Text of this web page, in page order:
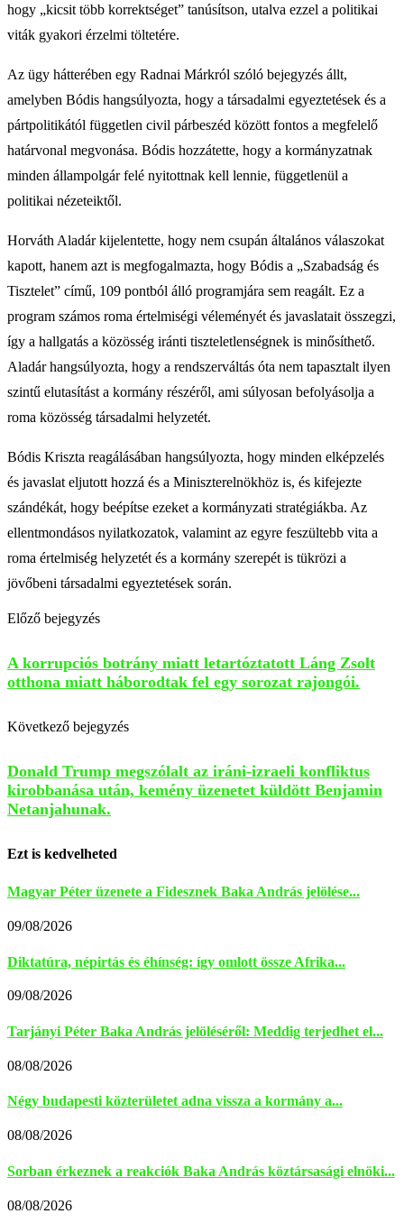
hogy „kicsit több korrektséget” tanúsítson, utalva ezzel a politikai
viták gyakori érzelmi töltetére.
Az ügy hátterében egy Radnai Márkról szóló bejegyzés állt,
amelyben Bódis hangsúlyozta, hogy a társadalmi egyeztetések és a
pártpolitikától független civil párbeszéd között fontos a megfelelő
határvonal megvonása. Bódis hozzátette, hogy a kormányzatnak
minden állampolgár felé nyitottnak kell lennie, függetlenül a
politikai nézeteiktől.
Horváth Aladár kijelentette, hogy nem csupán általános válaszokat
kapott, hanem azt is megfogalmazta, hogy Bódis a „Szabadság és
Tisztelet” című, 109 pontból álló programjára sem reagált. Ez a
program számos roma értelmiségi véleményét és javaslatait összegzi,
így a hallgatás a közösség iránti tiszteletlenségnek is minősíthető.
Aladár hangsúlyozta, hogy a rendszerváltás óta nem tapasztalt ilyen
szintű elutasítást a kormány részéről, ami súlyosan befolyásolja a
roma közösség társadalmi helyzetét.
Bódis Kriszta reagálásában hangsúlyozta, hogy minden elképzelés
és javaslat eljutott hozzá és a Miniszterelnökhöz is, és kifejezte
szándékát, hogy beépítse ezeket a kormányzati stratégiákba. Az
ellentmondásos nyilatkozatok, valamint az egyre feszültebb vita a
roma értelmiség helyzetét és a kormány szerepét is tükrözi a
jövőbeni társadalmi egyeztetések során.
Előző bejegyzés
A korrupciós botrány miatt letartóztatott Láng Zsolt
otthona miatt háborodtak fel egy sorozat rajongói.
Következő bejegyzés
Donald Trump megszólalt az iráni-izraeli konfliktus
kirobbanása után, kemény üzenetet küldött Benjamin
Netanjahunak.
Ezt is kedvelheted
Magyar Péter üzenete a Fidesznek Baka András jelölése...
09/08/2026
Diktatúra, népirtás és éhínség: így omlott össze Afrika...
09/08/2026
Tarjányi Péter Baka András jelöléséről: Meddig terjedhet el...
08/08/2026
Négy budapesti közterületet adna vissza a kormány a...
08/08/2026
Sorban érkeznek a reakciók Baka András köztársasági elnöki...
08/08/2026